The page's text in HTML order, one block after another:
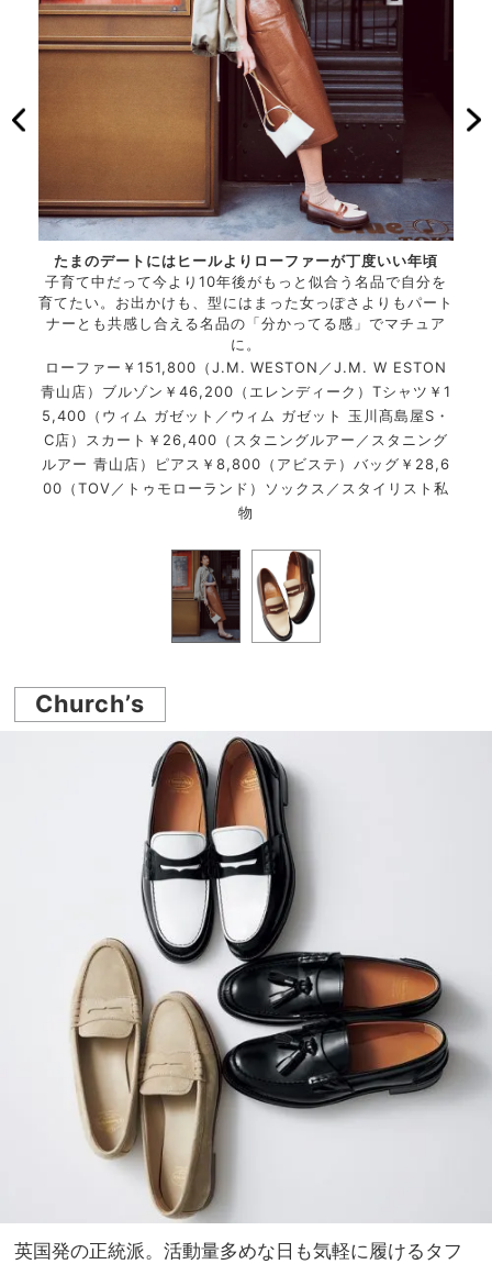
たまのデートにはヒールよりローファーが丁度いい年頃
子育て中だって今より10年後がもっと似合う名品で自分を
育てたい。お出かけも、型にはまった女っぽさよりもパート
ナーとも共感し合える名品の「分かってる感」でマチュア
に。
ローファー￥151,800（J.M. WESTON／J.M. W ESTON
青山店）ブルゾン￥46,200（エレンディーク）Tシャツ￥1
5,400（ウィム ガゼット／ウィム ガゼット 玉川髙島屋S・
C店）スカート￥26,400（スタニングルアー／スタニング
ルアー 青山店）ピアス￥8,800（アビステ）バッグ￥28,6
00（TOV／トゥモローランド）ソックス／スタイリスト私
物
Church’s
英国発の正統派。活動量多めな日も気軽に履けるタフ